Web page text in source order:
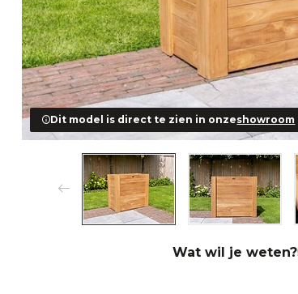
Dit model is direct te zien in onzeshowroom
Wat wil je weten?